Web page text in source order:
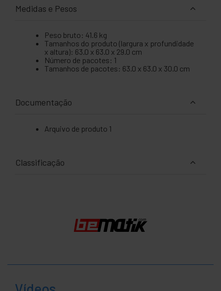
Medidas e Pesos
Peso bruto: 41.6 kg
Tamanhos do produto (largura x profundidade
x altura): 63.0 x 63.0 x 29.0 cm
Número de pacotes: 1
Tamanhos de pacotes: 63.0 x 63.0 x 30.0 cm
Documentação
Arquivo de produto 1
Classificação